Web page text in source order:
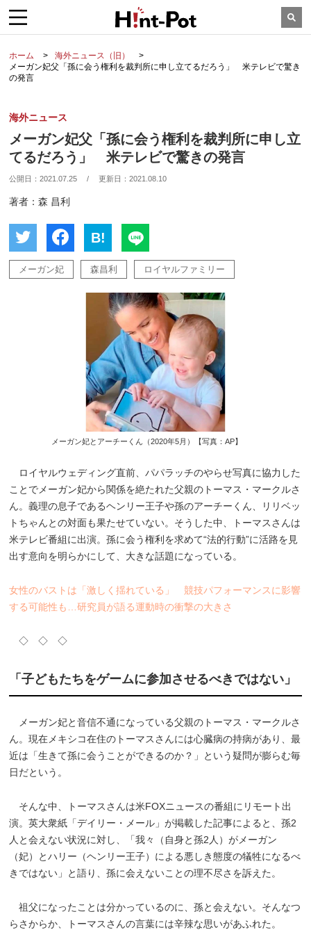
ホーム
海外ニュース（旧）
メーガン妃父「孫に会う権利を裁判所に申し立てるだろう」 米テレビで驚き
の発言
海外ニュース
メーガン妃父「孫に会う権利を裁判所に申し立
てるだろう」 米テレビで驚きの発言
公開日：2021.07.25 / 更新日：2021.08.10
著者：森 昌利
B!
メーガン妃 森昌利 ロイヤルファミリー
メーガン妃とアーチーくん（2020年5月）【写真：AP】
ロイヤルウェディング直前、パパラッチのやらせ写真に協力した
ことでメーガン妃から関係を絶たれた父親のトーマス・マークルさ
ん。義理の息子であるヘンリー王子や孫のアーチーくん、リリベッ
トちゃんとの対面も果たせていない。そうした中、トーマスさんは
米テレビ番組に出演。孫に会う権利を求めて“法的行動”に活路を見
出す意向を明らかにして、大きな話題になっている。
女性のバストは「激しく揺れている」 競技パフォーマンスに影響
する可能性も…研究員が語る運動時の衝撃の大きさ
◇ ◇ ◇
「子どもたちをゲームに参加させるべきではない」
メーガン妃と音信不通になっている父親のトーマス・マークルさ
ん。現在メキシコ在住のトーマスさんには心臓病の持病があり、最
近は「生きて孫に会うことができるのか？」という疑問が膨らむ毎
日だという。
そんな中、トーマスさんは米FOXニュースの番組にリモート出
演。英大衆紙「デイリー・メール」が掲載した記事によると、孫2
人と会えない状況に対し、「我々（自身と孫2人）がメーガン
（妃）とハリー（ヘンリー王子）による悪しき態度の犠牲になるべ
きではない」と語り、孫に会えないことの理不尽さを訴えた。
祖父になったことは分かっているのに、孫と会えない。そんなつ
らさからか、トーマスさんの言葉には辛辣な思いがあふれた。